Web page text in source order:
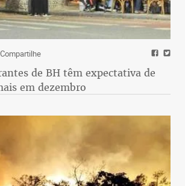
de BH têm expectativa de
em dezembro